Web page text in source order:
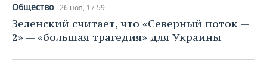
Общество 26 ноя, 17:59
Зеленский считает, что «Северный поток —
2» — «большая трагедия» для Украины